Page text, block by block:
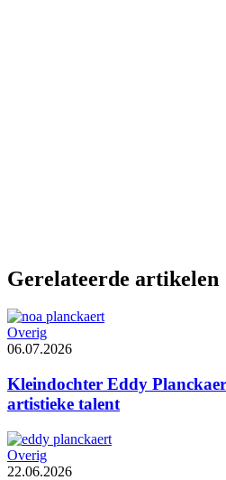
Gerelateerde artikelen
Overig
06.07.2026
Kleindochter Eddy
artistieke talent
Overig
22.06.2026